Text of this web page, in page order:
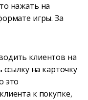
нажать на
игры. За
клиентов на
на карточку
это
к покупке,